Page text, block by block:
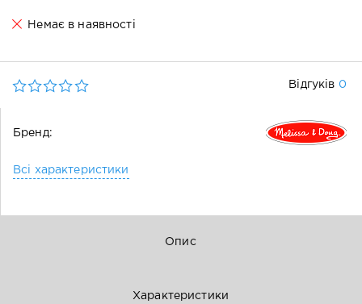
Немає в наявності
Відгуків 0
Бренд:
Всі характеристики
Опис
Характеристики